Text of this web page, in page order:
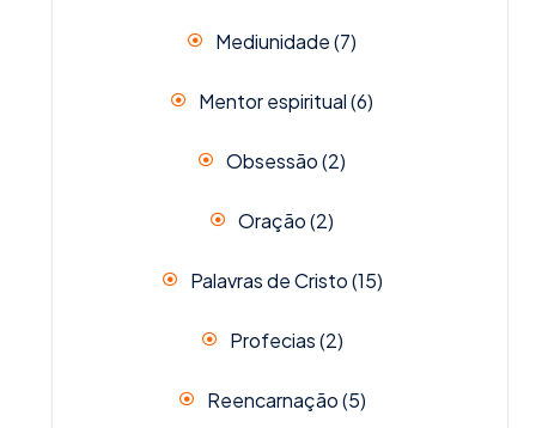
Mediunidade(7)
Mentor espiritual(6)
Obsessão(2)
Oração(2)
Palavras de Cristo(15)
Profecias(2)
Reencarnação(5)